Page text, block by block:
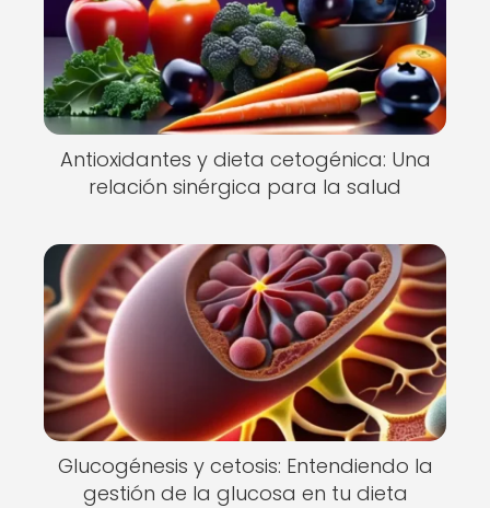
Antioxidantes y dieta cetogénica: Una
relación sinérgica para la salud
Glucogénesis y cetosis: Entendiendo la
gestión de la glucosa en tu dieta